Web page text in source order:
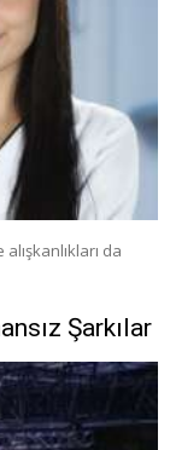
da
Şarkılar